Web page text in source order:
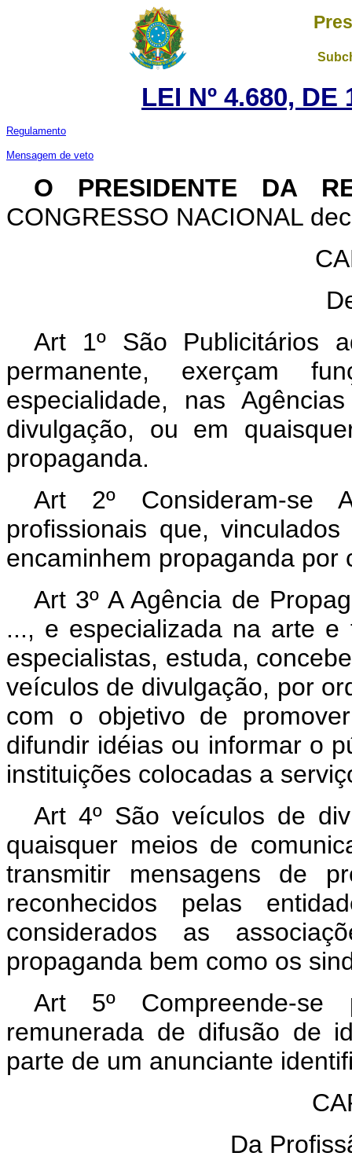
LEI Nº 4.680, DE
Regulamento
Mensagem de veto
O PRESIDENTE DA
CONGRESSO NACIONAL
Art 1º São Publicitários
permanente, exerçam
especialidade, nas
divulgação, ou em
propaganda.
Art 2º Consideram-se
profissionais que,
encaminhem propaganda por
Art 3º A Agência de
..., e especializada na arte
especialistas, estuda,
veículos de divulgação, por
com o objetivo de
difundir idéias ou informar o
instituições colocadas a
Art 4º São veículos de
quaisquer meios de
transmitir mensagens de
reconhecidos pelas
considerados as
propaganda bem como os
Art 5º Compreende-se
remunerada de difusão de
parte de um anunciante
Da